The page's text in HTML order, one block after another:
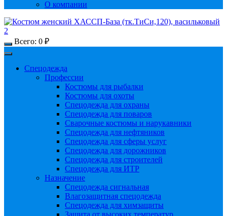
О компании
Всего: 0 ₽
Спецодежда
Профессии
Костюмы для рыбалки
Костюмы для охоты
Спецодежда для охраны
Спецодежда для поваров
Сварочные костюмы и нарукавники
Спецодежда для нефтяников
Спецодежда для сферы услуг
Спецодежда для дорожников
Спецодежда для строителей
Спецодежда для ИТР
Назначение
Спецодежда сигнальная
Влагозащитная спецодежда
Спецодежда для химзащиты
Защита от высоких температур